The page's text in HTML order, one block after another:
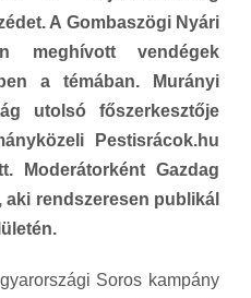
A Gombaszögi Nyári
meghívott vendégek
a témában. Murányi
utolsó főszerkesztője
Pestisrácok.hu
Moderátorként Gazdag
rendszeresen publikál
Soros kampány